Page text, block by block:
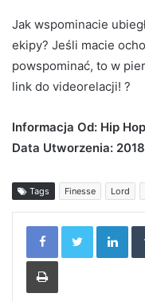
Jak wspominacie
ekipy? Jeśli macie
powspominać, to w
link do videorelacji! ?
Informacja Od: Hip
Data Utworzenia:
Tags Finesse Lord
Print